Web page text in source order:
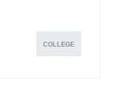
COLLEGE